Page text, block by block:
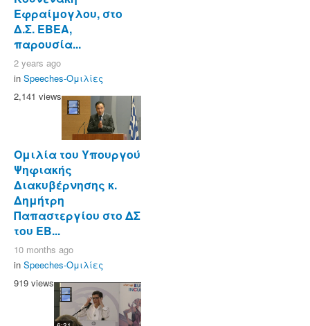
Εφραίμογλου, στο
Δ.Σ. ΕΒΕΑ,
παρουσία...
2 years ago
in Speeches-Ομιλίες
2,141 views
Ομιλία του Υπουργού
Ψηφιακής
Διακυβέρνησης κ.
Δημήτρη
Παπαστεργίου στο ΔΣ
του ΕΒ...
10 months ago
in Speeches-Ομιλίες
919 views